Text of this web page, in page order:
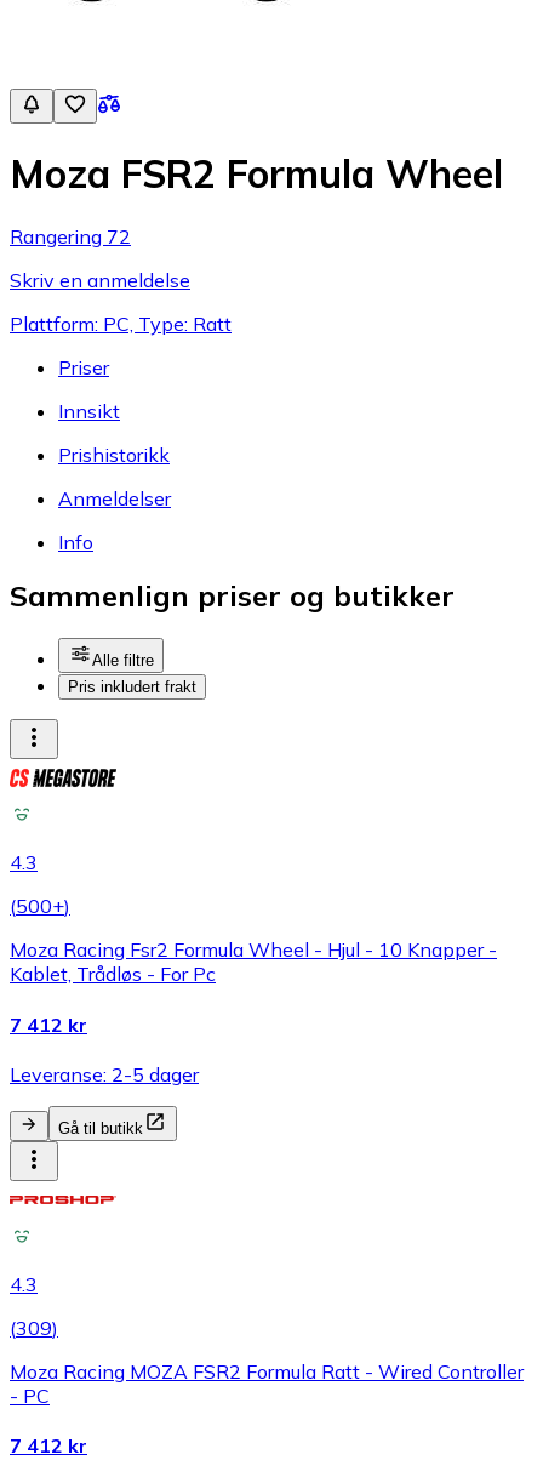
Moza FSR2 Formula Wheel
Rangering 72
Skriv en anmeldelse
Plattform: PC, Type: Ratt
Priser
Innsikt
Prishistorikk
Anmeldelser
Info
Sammenlign priser og butikker
Alle filtre
Pris inkludert frakt
4.3
(500+)
Moza Racing Fsr2 Formula Wheel - Hjul - 10 Knapper -
Kablet, Trådløs - For Pc
7 412 kr
Leveranse: 2-5 dager
Gå til butikk
4.3
(309)
Moza Racing MOZA FSR2 Formula Ratt - Wired Controller
- PC
7 412 kr